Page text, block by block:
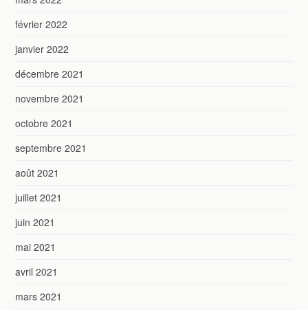
février 2022
janvier 2022
décembre 2021
novembre 2021
octobre 2021
septembre 2021
août 2021
juillet 2021
juin 2021
mai 2021
avril 2021
mars 2021